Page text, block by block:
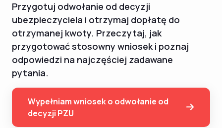
Przygotuj odwołanie od decyzji
ubezpieczyciela i otrzymaj dopłatę do
otrzymanej kwoty. Przeczytaj, jak
przygotować stosowny wniosek i poznaj
odpowiedzi na najczęściej zadawane
pytania.
Wypełniam wniosek o odwołanie od
decyzji PZU